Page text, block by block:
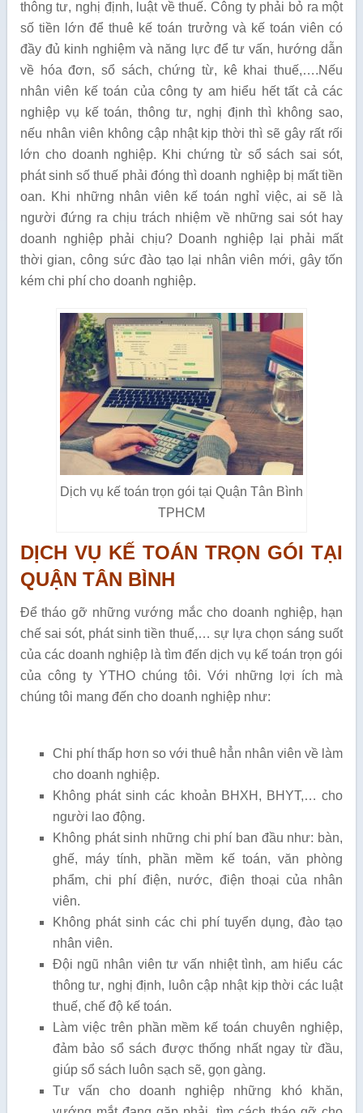
thông tư, nghị định, luật về thuế. Công ty phải bỏ ra một
số tiền lớn để thuê kế toán trưởng và kế toán viên có
đầy đủ kinh nghiệm và năng lực để tư vấn, hướng dẫn
về hóa đơn, sổ sách, chứng từ, kê khai thuế,….Nếu
nhân viên kế toán của công ty am hiểu hết tất cả các
nghiệp vụ kế toán, thông tư, nghị định thì không sao,
nếu nhân viên không cập nhật kịp thời thì sẽ gây rất rối
lớn cho doanh nghiệp. Khi chứng từ sổ sách sai sót,
phát sinh số thuế phải đóng thì doanh nghiệp bị mất tiền
oan. Khi những nhân viên kế toán nghỉ việc, ai sẽ là
người đứng ra chịu trách nhiệm về những sai sót hay
doanh nghiệp phải chịu? Doanh nghiệp lại phải mất
thời gian, công sức đào tạo lại nhân viên mới, gây tốn
kém chi phí cho doanh nghiệp.
Dịch vụ kế toán trọn gói tại Quận Tân Bình
TPHCM
DỊCH VỤ KẾ TOÁN TRỌN GÓI TẠI
QUẬN TÂN BÌNH
Để tháo gỡ những vướng mắc cho doanh nghiệp, hạn
chế sai sót, phát sinh tiền thuế,… sự lựa chọn sáng suốt
của các doanh nghiệp là tìm đến dịch vụ kế toán trọn gói
của công ty YTHO chúng tôi. Với những lợi ích mà
chúng tôi mang đến cho doanh nghiệp như:
Chi phí thấp hơn so với thuê hẳn nhân viên về làm
cho doanh nghiệp.
Không phát sinh các khoản BHXH, BHYT,… cho
người lao động.
Không phát sinh những chi phí ban đầu như: bàn,
ghế, máy tính, phần mềm kế toán, văn phòng
phẩm, chi phí điện, nước, điện thoại của nhân
viên.
Không phát sinh các chi phí tuyển dụng, đào tạo
nhân viên.
Đội ngũ nhân viên tư vấn nhiệt tình, am hiểu các
thông tư, nghị định, luôn cập nhật kịp thời các luật
thuế, chế độ kế toán.
Làm việc trên phần mềm kế toán chuyên nghiệp,
đảm bảo sổ sách được thống nhất ngay từ đầu,
giúp sổ sách luôn sạch sẽ, gọn gàng.
Tư vấn cho doanh nghiệp những khó khăn,